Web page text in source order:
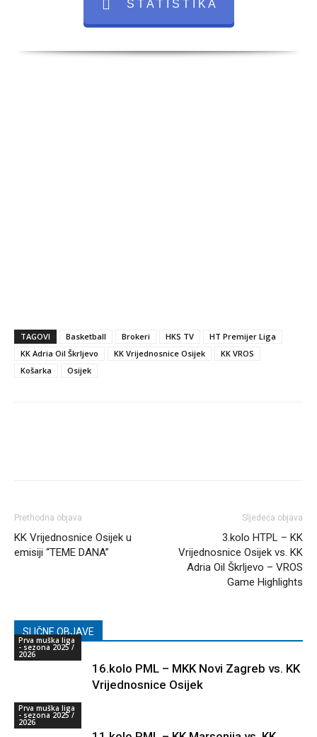
S T A T I S T I K A
TAGOVI Basketball Brokeri HKS TV
HT Premijer Liga
KK Adria Oil Škrljevo
KK Vrijednosnice Osijek
KK VROS
Košarka
Osijek
Prethodna objava
KK Vrijednosnice Osijek u
emisiji “TEME DANA”
Sljedeća objava
3.kolo HTPL – KK
Vrijednosnice Osijek vs. KK
Adria Oil Škrljevo – VROS
Game Highlights
SLIČNE OBJAVE
Prva muška liga
- sezona 2025 /
2026
16.kolo PML – MKK Novi Zagreb vs. KK
Vrijednosnice Osijek
Prva muška liga
- sezona 2025 /
2026